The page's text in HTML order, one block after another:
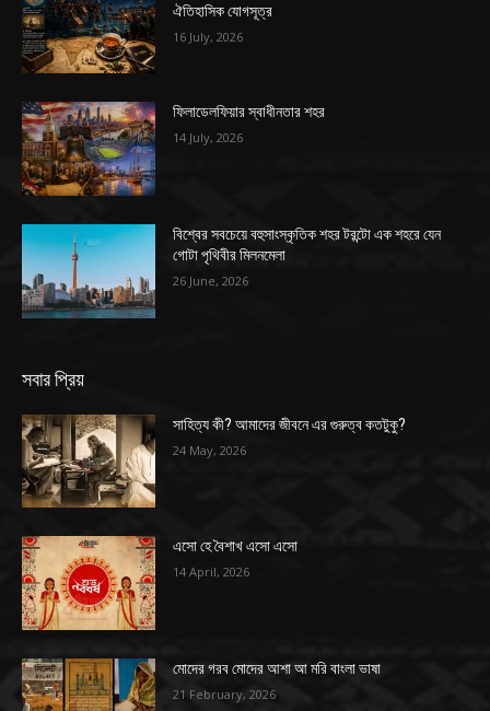
ঐতিহাসিক যোগসূত্র
16 July, 2026
ফিলাডেলফিয়ার স্বাধীনতার শহর
14 July, 2026
বিশ্বের সবচেয়ে বহুসাংস্কৃতিক শহর টরন্টো এক শহরে যেন
গোটা পৃথিবীর মিলনমেলা
26 June, 2026
সবার প্রিয়
সাহিত্য কী? আমাদের জীবনে এর গুরুত্ব কতটুকু?
24 May, 2026
এসো হে বৈশাখ এসো এসো
14 April, 2026
মোদের গরব মোদের আশা আ মরি বাংলা ভাষা
21 February, 2026